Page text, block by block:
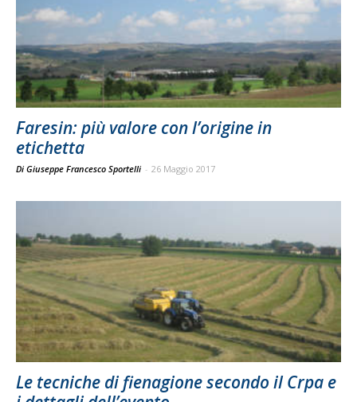
Faresin: più valore con l’origine in
etichetta
Di Giuseppe Francesco Sportelli - 26 Maggio 2017
Le tecniche di fienagione secondo il Crpa e